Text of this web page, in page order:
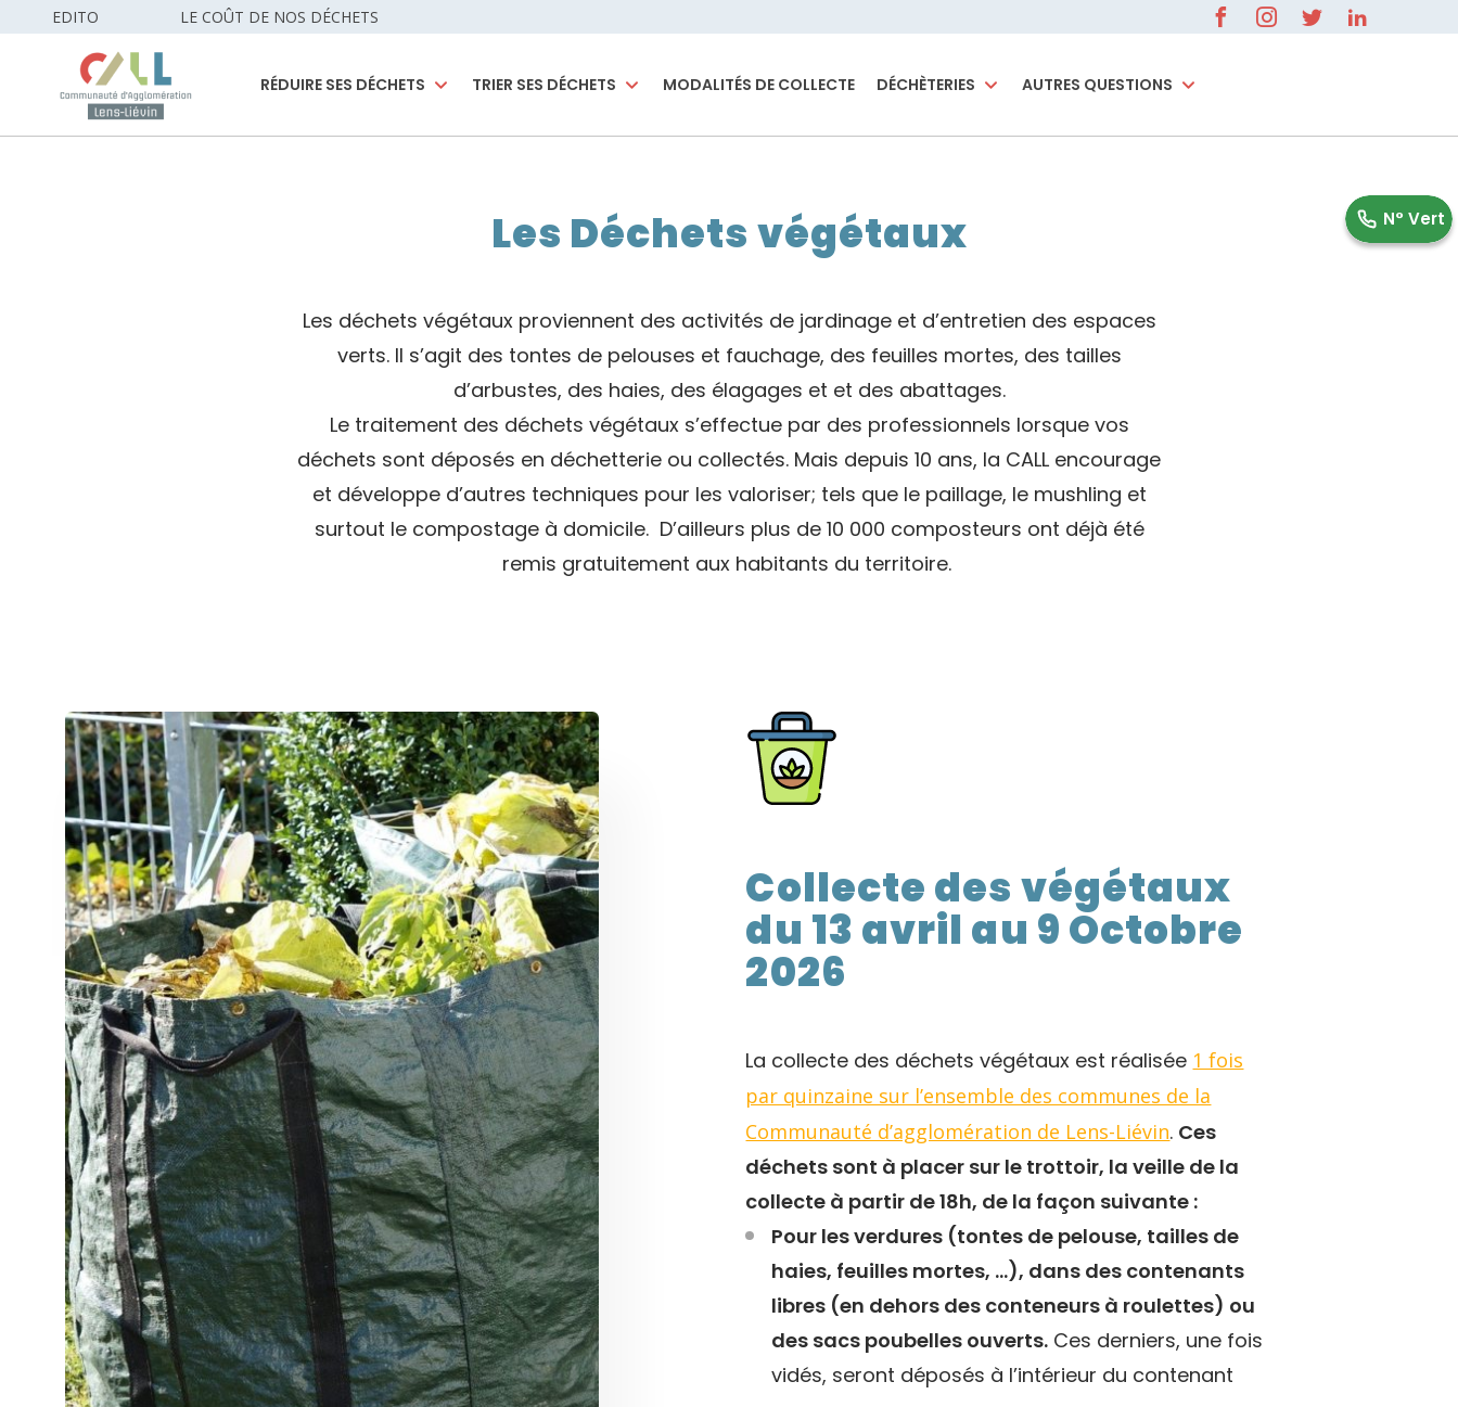
EDITO LE COÛT DE NOS DÉCHETS
RÉDUIRE SES DÉCHETS TRIER SES DÉCHETS MODALITÉS DE COLLECTE DÉCHÈTERIES AUTRES QUESTIONS
Les Déchets végétaux
Les déchets végétaux proviennent des activités de jardinage et d’entretien des espaces
verts. Il s’agit des tontes de pelouses et fauchage, des feuilles mortes, des tailles
d’arbustes, des haies, des élagages et et des abattages.
Le traitement des déchets végétaux s’effectue par des professionnels lorsque vos
déchets sont déposés en déchetterie ou collectés. Mais depuis 10 ans, la CALL encourage
et développe d’autres techniques pour les valoriser; tels que le paillage, le mushling et
surtout le compostage à domicile.D’ailleurs plus de 10 000 composteurs ont déjà été
remis gratuitement aux habitants du territoire.
Collecte des végétaux
du 13 avril au 9 Octobre
2026
La collecte des déchets végétaux est réalisée 1 fois
par quinzaine sur l’ensemble des communes de la
Communauté d’agglomération de Lens-Liévin. Ces
déchets sont à placer sur le trottoir, la veille de la
collecte à partir de 18h, de la façon suivante :
Pour les verdures (tontes de pelouse, tailles de
haies, feuilles mortes, …), dans des contenants
libres (en dehors des conteneurs à roulettes) ou
des sacs poubelles ouverts. Ces derniers, une fois
vidés, seront déposés à l’intérieur du contenant
N° Vert
0 800 596 000